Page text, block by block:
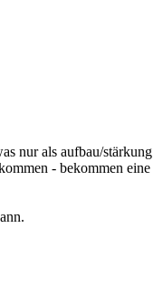
nur als aufbau/stärkung
- bekommen eine